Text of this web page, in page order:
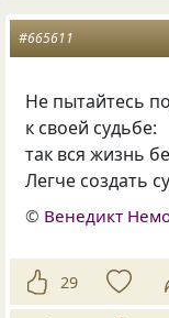
#665611
Не пытайтесь
к своей судьбе:
так вся жизнь
Легче создать
© Венедикт
29